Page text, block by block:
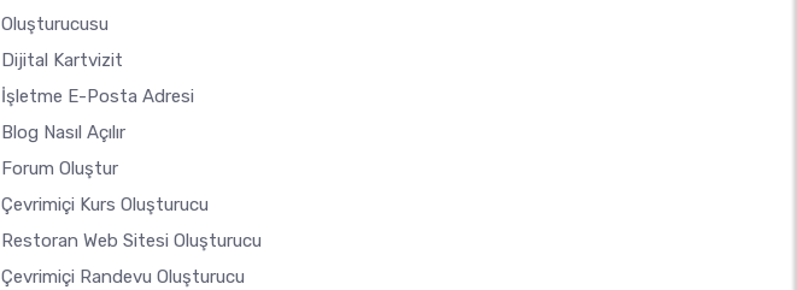
Oluşturucusu
Dijital Kartvizit
İşletme E-Posta Adresi
Blog Nasıl Açılır
Forum Oluştur
Çevrimiçi Kurs Oluşturucu
Restoran Web Sitesi Oluşturucu
Çevrimiçi Randevu Oluşturucu